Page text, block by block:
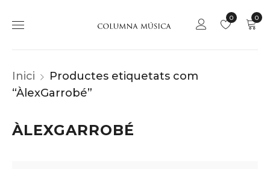
0
0
Inici
Productes etiquetats com
“ÀlexGarrobé”
ÀLEXGARROBÉ